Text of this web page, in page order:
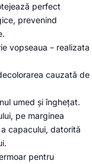
perfect
prevenind
vopseaua – realizata
cauzată de
umed și înghețat.
pe marginea
capacului, datorită
pentru